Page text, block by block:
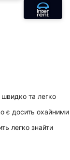
та легко
є досить охайними
легко знайти